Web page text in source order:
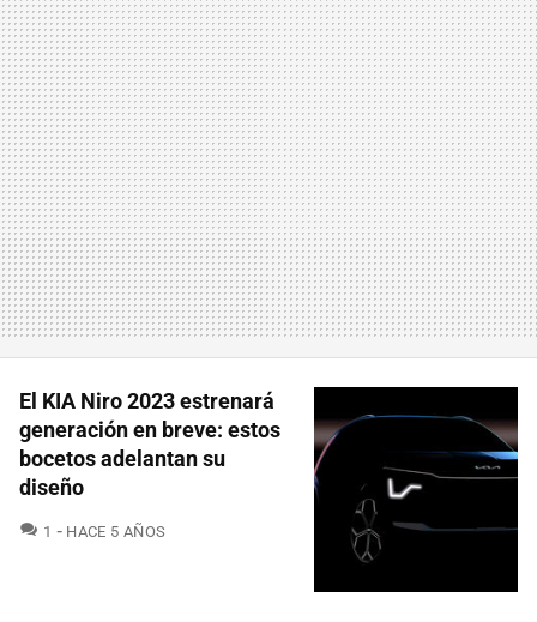
El KIA Niro 2023 estrenará
generación en breve: estos
bocetos adelantan su
diseño
1 COMENTARIOS
HACE 5 AÑOS